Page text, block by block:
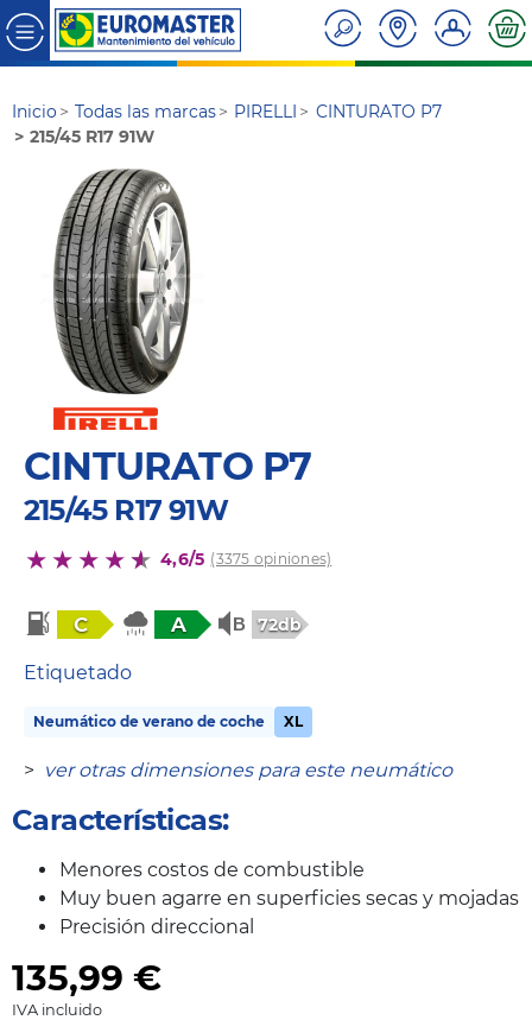
Inicio Todas las marcas PIRELLI
CINTURATO P7
215/45 R17 91W
CINTURATO P7
215/45 R17 91W
4,6/5 (3375 opiniones)
C A 72db
Etiquetado
Neumático de verano de coche XL
> ver otras dimensiones para este neumático
Características:
Menores costos de combustible
Muy buen agarre en superficies secas y mojadas
Precisión direccional
135,99 €
IVA incluido